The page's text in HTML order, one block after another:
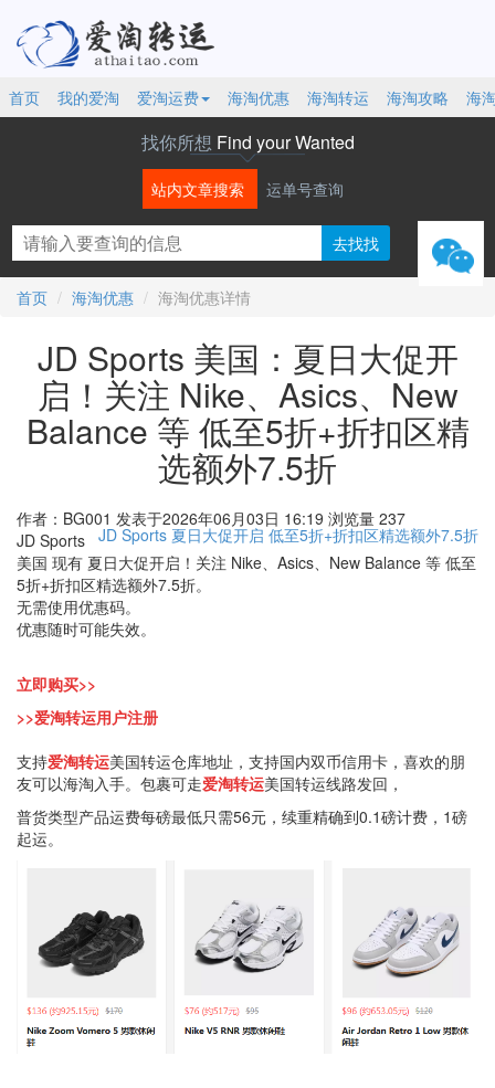
首页 我的爱淘 爱淘运费 海淘优惠 海淘转运 海淘攻略 海
找你所想 Find your Wanted
站内文章搜索 运单号查询
首页 海淘优惠 海淘优惠详情
JD Sports 美国：夏日大促开
启！关注 Nike、Asics、New
Balance 等 低至5折+折扣区精
选额外7.5折
作者：BG001 发表于2026年06月03日 16:19 浏览量 237
JD Sports 夏日大促开启 低至5折+折扣区精选额外7.5折
JD Sports
美国 现有 夏日大促开启！关注 Nike、Asics、New Balance 等 低至
5折+折扣区精选额外7.5折。
无需使用优惠码。
优惠随时可能失效。
立即购买>>
>>爱淘转运用户注册
支持爱淘转运美国转运仓库地址，支持国内双币信用卡，喜欢的朋
友可以海淘入手。包裹可走爱淘转运美国转运线路发回，
普货类型产品运费每磅最低只需56元，续重精确到0.1磅计费，1磅
起运。